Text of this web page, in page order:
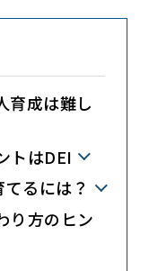
育成は難し
トはDEI
るには？
り方のヒン